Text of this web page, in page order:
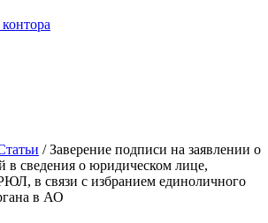
/ Заверение подписи на заявлении о
в сведения о юридическом лице,
в связи с избранием единоличного
в АО